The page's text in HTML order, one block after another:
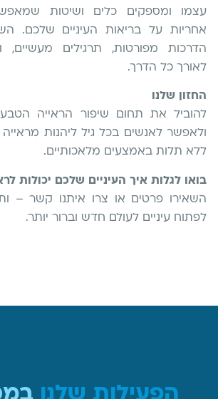
עצמו ומספקים כלים ושיטות
אחריות על בריאות העיניים שלכם.
הדרכות מפורטות, תרגילים מעשיים,
לאורך כל הדרך.
החזון שלנו
להוביל את תחום שיפור הראייה
ולאפשר לאנשים בכל גיל ליהנות
ללא תלות באמצעים מלאכותיים.
בואו לגלות איך העיניים שלכם יכולות
השאירו פרטים או צרו איתנו קשר –
לפתוח עיניים לעולם חדש וברור יותר.